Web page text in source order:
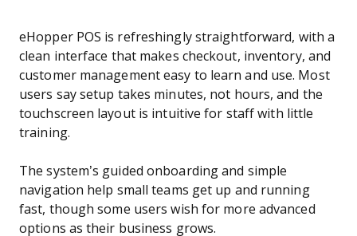
eHopper POS is refreshingly straightforward, with a
clean interface that makes checkout, inventory, and
customer management easy to learn and use. Most
users say setup takes minutes, not hours, and the
touchscreen layout is intuitive for staff with little
training.
The system’s guided onboarding and simple
navigation help small teams get up and running
fast, though some users wish for more advanced
options as their business grows.